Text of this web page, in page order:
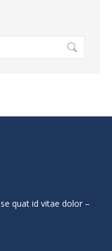
quat id vitae dolor –